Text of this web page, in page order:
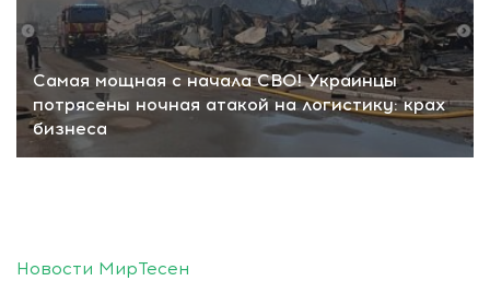
Самая мощная с начала СВО! Украинцы
потрясены ночная атакой на логистику: крах
бизнеса
Новости МирТесен